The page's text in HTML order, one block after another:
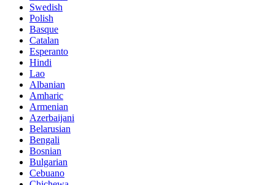
Swedish
Polish
Basque
Catalan
Esperanto
Hindi
Lao
Albanian
Amharic
Armenian
Azerbaijani
Belarusian
Bengali
Bosnian
Bulgarian
Cebuano